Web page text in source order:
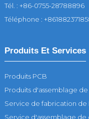
Tél. : +86-0755-28788896
Téléphone :
Produits Et Services
Produits PCB
Produits d'assemblage
Service de fabrication de
Service d'assemblage de